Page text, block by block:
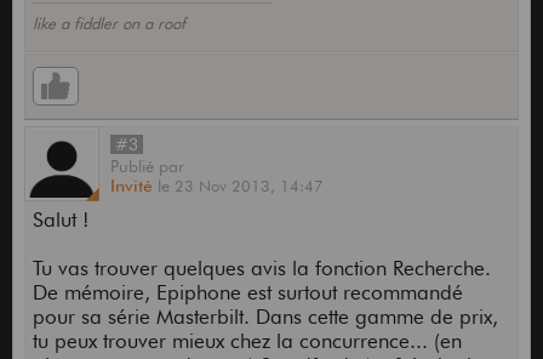
like a fiddler on a roof
#3
Publié par
Invité le 23 Nov 2013, 14:47
Salut !
Tu vas trouver quelques avis la fonction Recherche.
De mémoire, Epiphone est surtout recommandé
pour sa série Masterbilt. Dans cette gamme de prix,
tu peux trouver mieux chez la concurrence... (en